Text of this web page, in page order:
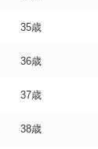
35歳
36歳
37歳
38歳